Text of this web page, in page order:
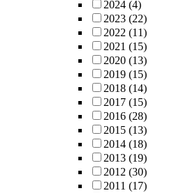
2024 (4)
2023 (22)
2022 (11)
2021 (15)
2020 (13)
2019 (15)
2018 (14)
2017 (15)
2016 (28)
2015 (13)
2014 (18)
2013 (19)
2012 (30)
2011 (17)